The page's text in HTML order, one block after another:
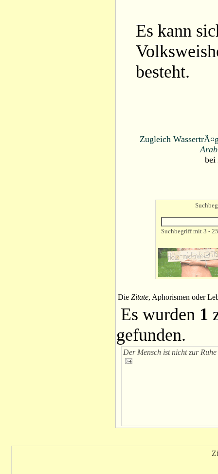
Es kann
besteht.
Zugleich
bei
Suchbegriff mit 3 -
Die Zitate, Aphorismen oder
Es wurden 1
gefunden.
Der Mensch ist nicht zur